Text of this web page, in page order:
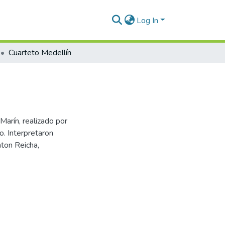
Log In
Cuarteto Medellín
realizado por
Interpretaron
Reicha,